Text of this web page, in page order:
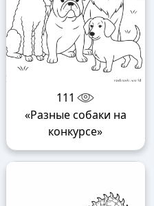
111
«Разные собаки на
конкурсе»